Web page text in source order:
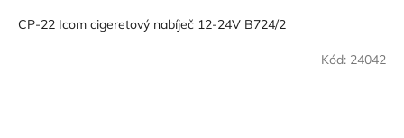
CP-22 Icom cigeretový nabíječ 12-24V B724/2
Kód: 24042